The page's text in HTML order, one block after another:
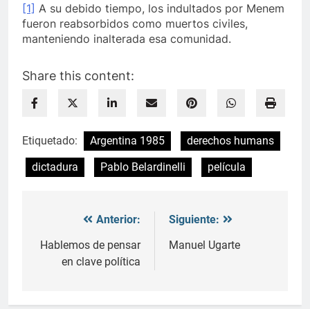
[1] A su debido tiempo, los indultados por Menem
fueron reabsorbidos como muertos civiles,
manteniendo inalterada esa comunidad.
Share this content:
Etiquetado: Argentina 1985
derechos humans
dictadura
Pablo Belardinelli película
Navegación
de
Anterior:
Hablemos de pensar
en clave política
Siguiente:
Manuel Ugarte